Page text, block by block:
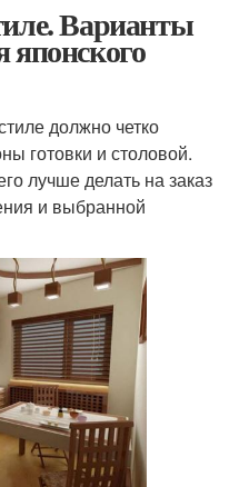
Варианты
японского
должно четко
готовки и столовой.
лучше делать на заказ
и выбранной